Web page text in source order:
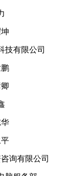
技有限公司
询有限公司